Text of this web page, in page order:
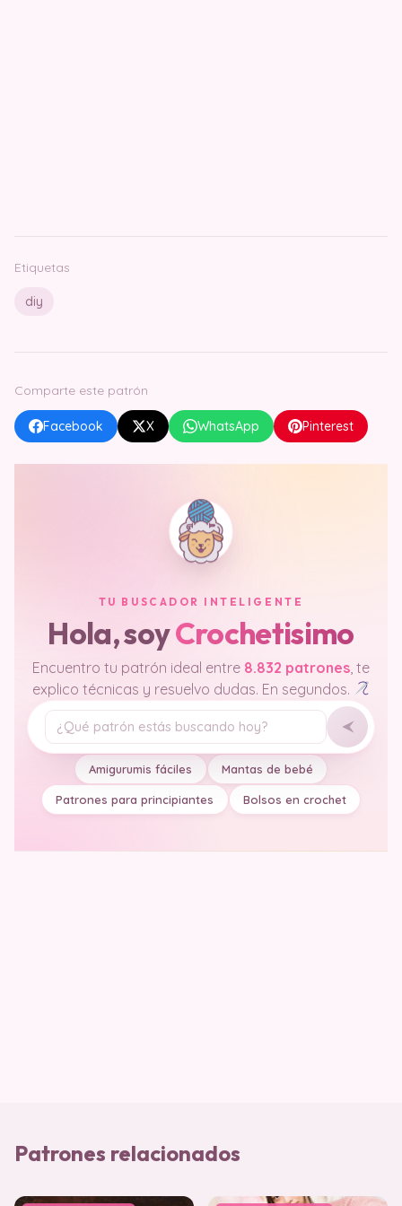
Etiquetas
diy
Comparte este patrón
Facebook X WhatsApp Pinterest
TU BUSCADOR INTELIGENTE
Hola, soyCrochetisimo
Encuentro tu patrón ideal entre 8.832 patrones , te
explico técnicas y resuelvo dudas. En segundos.
Tu pregunta
Amigurumis fáciles Mantas de bebé
Patrones para principiantes Bolsos en crochet
Patrones relacionados